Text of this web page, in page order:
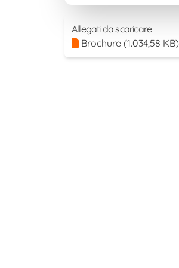
vielleicht
Allegati da scaricare
Brochure (1.034,58 KB)